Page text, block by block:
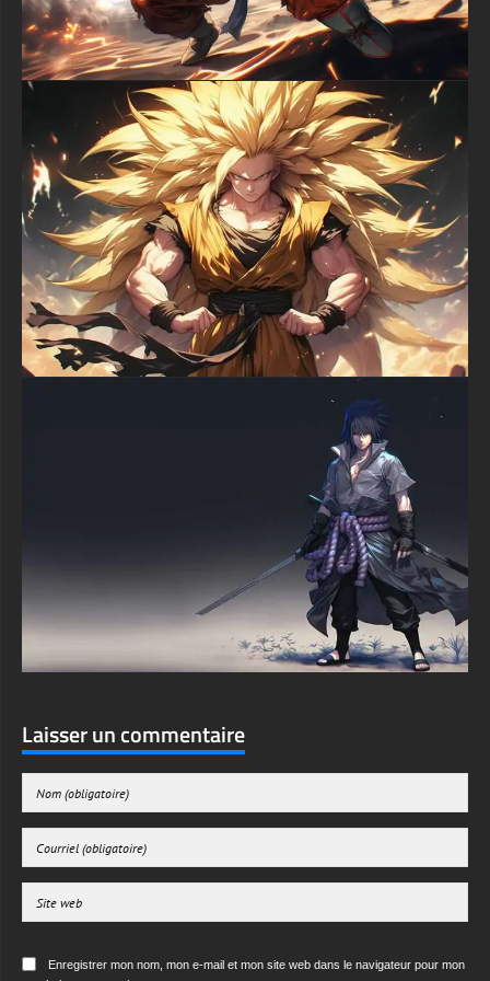
Laisser un commentaire
Enregistrer mon nom, mon e-mail et mon site web dans le navigateur pour mon
prochain commentaire.